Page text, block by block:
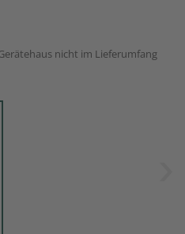
nicht im Lieferumfang